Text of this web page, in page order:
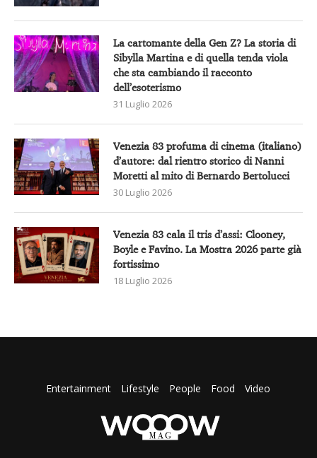
La cartomante della Gen Z? La storia di
Sibylla Martina e di quella tenda viola
che sta cambiando il racconto
dell’esoterismo
31 Luglio 2026
Venezia 83 profuma di cinema (italiano)
d’autore: dal rientro storico di Nanni
Moretti al mito di Bernardo Bertolucci
30 Luglio 2026
Venezia 83 cala il tris d’assi: Clooney,
Boyle e Favino. La Mostra 2026 parte già
fortissimo
18 Luglio 2026
Entertainment Lifestyle People Food Video